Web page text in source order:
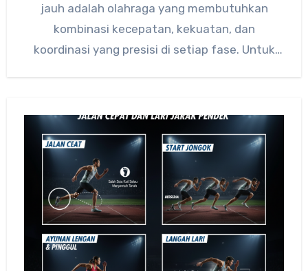
jauh adalah olahraga yang membutuhkan
kombinasi kecepatan, kekuatan, dan
koordinasi yang presisi di setiap fase. Untuk